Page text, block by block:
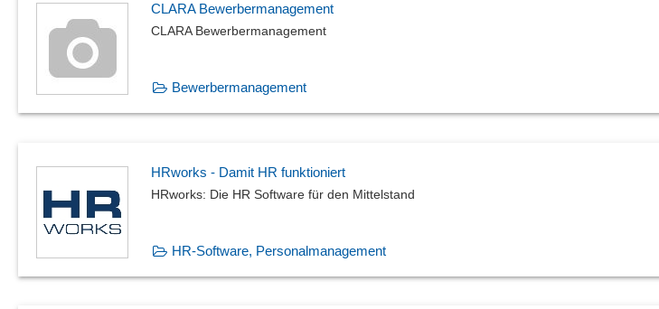
CLARA Bewerbermanagement
CLARA Bewerbermanagement
Bewerbermanagement
HRworks - Damit HR funktioniert
HRworks: Die HR Software für den Mittelstand
HR-Software, Personalmanagement